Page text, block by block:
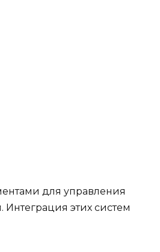
для управления
этих систем